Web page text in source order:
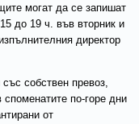
могат да се запишат
до 19 ч. във вторник и
директор
собствен превоз,
по-горе дни
от